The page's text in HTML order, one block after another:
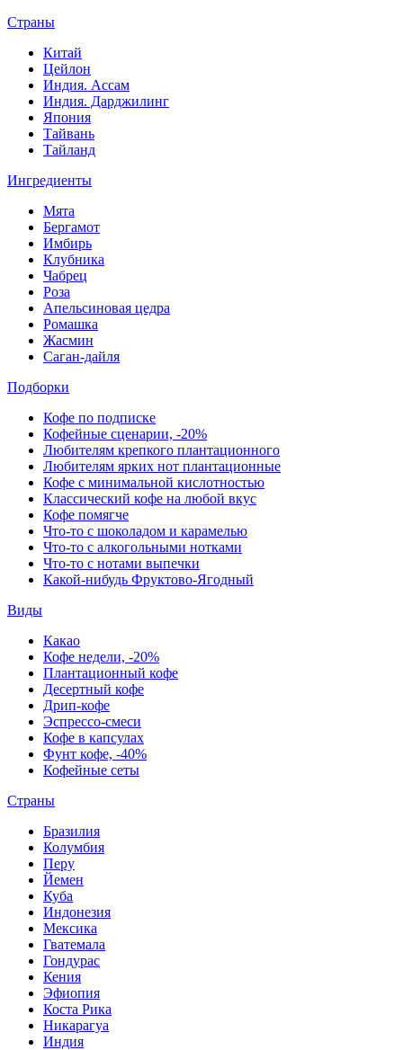
Страны
Китай
Цейлон
Индия. Ассам
Индия. Дарджилинг
Япония
Тайвань
Тайланд
Ингредиенты
Мята
Бергамот
Имбирь
Клубника
Чабрец
Роза
Апельсиновая цедра
Ромашка
Жасмин
Саган-дайля
Подборки
Кофе по подписке
Кофейные сценарии, -20%
Любителям крепкого плантационного
Любителям ярких нот плантационные
Кофе с минимальной кислотностью
Классический кофе на любой вкус
Кофе помягче
Что-то с шоколадом и карамелью
Что-то с алкогольными нотками
Что-то с нотами выпечки
Какой-нибудь Фруктово-Ягодный
Виды
Какао
Кофе недели, -20%
Плантационный кофе
Десертный кофе
Дрип-кофе
Эспрессо-смеси
Кофе в капсулах
Фунт кофе, -40%
Кофейные сеты
Страны
Бразилия
Колумбия
Перу
Йемен
Куба
Индонезия
Мексика
Гватемала
Гондурас
Кения
Эфиопия
Коста Рика
Никарагуа
Индия